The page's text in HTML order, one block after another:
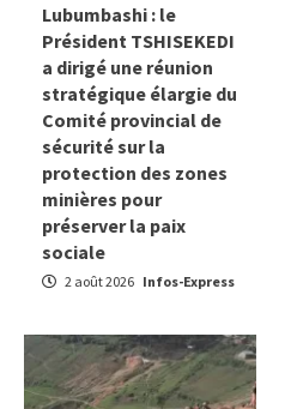
Lubumbashi : le
Président TSHISEKEDI
a dirigé une réunion
stratégique élargie du
Comité provincial de
sécurité sur la
protection des zones
minières pour
préserver la paix
sociale
2 août 2026 Infos-Express